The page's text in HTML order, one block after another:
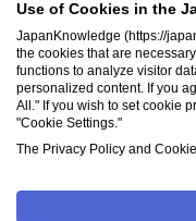
内のみならず、海外
の機関で利用されて
ジャパンナレッジの
Use of Cookies in the
JapanKnowledge (https://
the cookies that are
functions to analyze visitor
personalized content. If you
All." If you wish to set cookie
"Cookie Settings."
The Privacy Policy and